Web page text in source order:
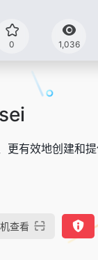
0 1,036
更有效地创建和
查看